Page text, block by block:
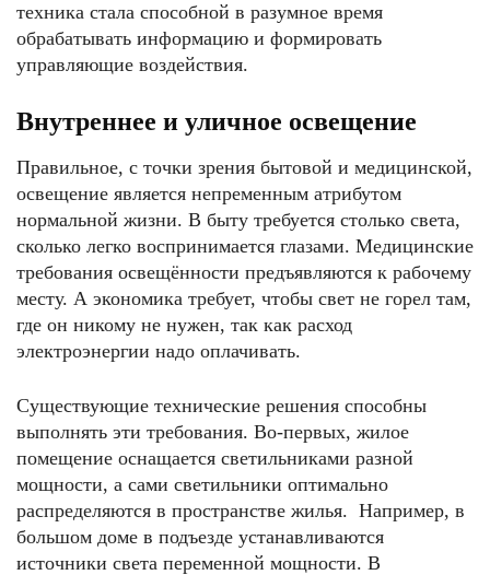
техника стала способной в разумное время
обрабатывать информацию и формировать
управляющие воздействия.
Внутреннее и уличное освещение
Правильное, с точки зрения бытовой и медицинской,
освещение является непременным атрибутом
нормальной жизни. В быту требуется столько света,
сколько легко воспринимается глазами. Медицинские
требования освещённости предъявляются к рабочему
месту. А экономика требует, чтобы свет не горел там,
где он никому не нужен, так как расход
электроэнергии надо оплачивать.
Существующие технические решения способны
выполнять эти требования. Во-первых, жилое
помещение оснащается светильниками разной
мощности, а сами светильники оптимально
распределяются в пространстве жилья. Например, в
большом доме в подъезде устанавливаются
источники света переменной мощности. В